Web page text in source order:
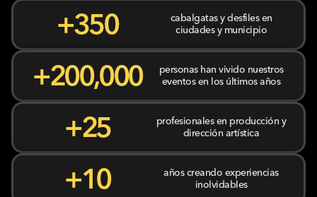
cabalgatas y desfiles en
ciudades y municipio
+350
personas han vivido nuestros
eventos en los últimos años
+200,000
profesionales en producción y
dirección artística
+25
años creando experiencias
inolvidables
+10